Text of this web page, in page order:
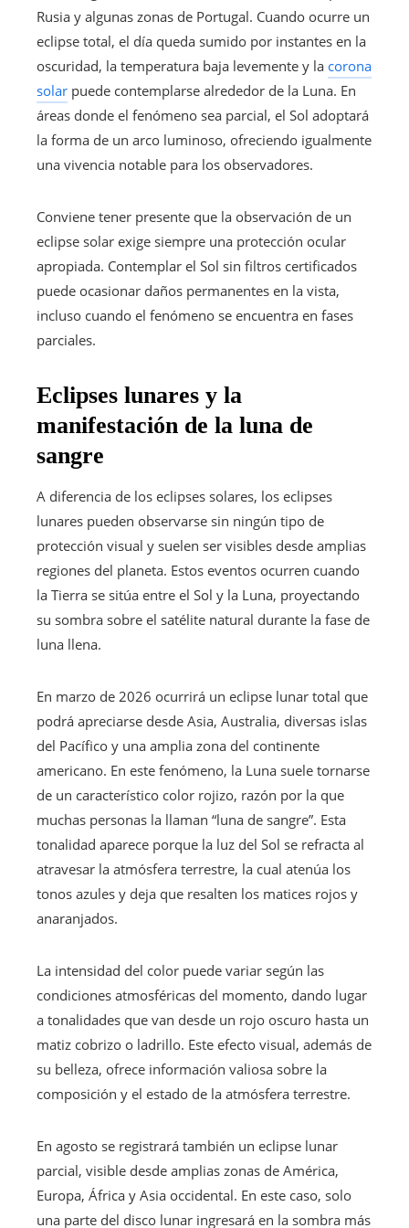
Rusia y algunas zonas de Portugal. Cuando ocurre un
eclipse total, el día queda sumido por instantes en la
oscuridad, la temperatura baja levemente y la corona
solar puede contemplarse alrededor de la Luna. En
áreas donde el fenómeno sea parcial, el Sol adoptará
la forma de un arco luminoso, ofreciendo igualmente
una vivencia notable para los observadores.
Conviene tener presente que la observación de un
eclipse solar exige siempre una protección ocular
apropiada. Contemplar el Sol sin filtros certificados
puede ocasionar daños permanentes en la vista,
incluso cuando el fenómeno se encuentra en fases
parciales.
Eclipses lunares y la
manifestación de la luna de
sangre
A diferencia de los eclipses solares, los eclipses
lunares pueden observarse sin ningún tipo de
protección visual y suelen ser visibles desde amplias
regiones del planeta. Estos eventos ocurren cuando
la Tierra se sitúa entre el Sol y la Luna, proyectando
su sombra sobre el satélite natural durante la fase de
luna llena.
En marzo de 2026 ocurrirá un eclipse lunar total que
podrá apreciarse desde Asia, Australia, diversas islas
del Pacífico y una amplia zona del continente
americano. En este fenómeno, la Luna suele tornarse
de un característico color rojizo, razón por la que
muchas personas la llaman “luna de sangre”. Esta
tonalidad aparece porque la luz del Sol se refracta al
atravesar la atmósfera terrestre, la cual atenúa los
tonos azules y deja que resalten los matices rojos y
anaranjados.
La intensidad del color puede variar según las
condiciones atmosféricas del momento, dando lugar
a tonalidades que van desde un rojo oscuro hasta un
matiz cobrizo o ladrillo. Este efecto visual, además de
su belleza, ofrece información valiosa sobre la
composición y el estado de la atmósfera terrestre.
En agosto se registrará también un eclipse lunar
parcial, visible desde amplias zonas de América,
Europa, África y Asia occidental. En este caso, solo
una parte del disco lunar ingresará en la sombra más